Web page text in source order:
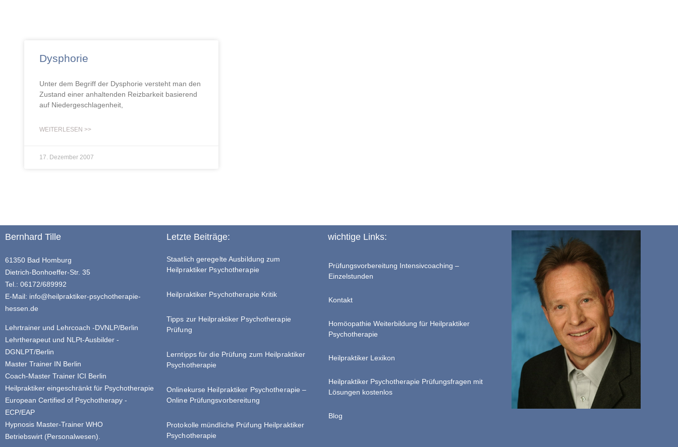
Dysphorie
Unter dem Begriff der Dysphorie versteht man den
Zustand einer anhaltenden Reizbarkeit basierend
auf Niedergeschlagenheit,
WEITERLESEN >>
17. Dezember 2007
Bernhard Tille
61350 Bad Homburg
Dietrich-Bonhoeffer-Str. 35
Tel.: 06172/689992
E-Mail: info@heilpraktiker-psychotherapie-
hessen.de
Lehrtrainer und Lehrcoach -DVNLP/Berlin
Lehrtherapeut und NLPt-Ausbilder -
DGNLPT/Berlin
Master Trainer IN Berlin
Coach-Master Trainer ICI Berlin
Heilpraktiker eingeschränkt für Psychotherapie
European Certified of Psychotherapy -
ECP/EAP
Hypnosis Master-Trainer WHO
Betriebswirt (Personalwesen).
Letzte Beiträge:
Staatlich geregelte Ausbildung zum
Heilpraktiker Psychotherapie
Heilpraktiker Psychotherapie Kritik
Tipps zur Heilpraktiker Psychotherapie
Prüfung
Lerntipps für die Prüfung zum Heilpraktiker
Psychotherapie
Onlinekurse Heilpraktiker Psychotherapie –
Online Prüfungsvorbereitung
Protokolle mündliche Prüfung Heilpraktiker
Psychotherapie
wichtige Links:
Prüfungsvorbereitung Intensivcoaching –
Einzelstunden
Kontakt
Homöopathie Weiterbildung für Heilpraktiker
Psychotherapie
Heilpraktiker Lexikon
Heilpraktiker Psychotherapie Prüfungsfragen mit
Lösungen kostenlos
Blog